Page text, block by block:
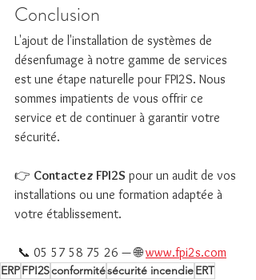
Conclusion
L'ajout de l'installation de systèmes de
désenfumage à notre gamme de services
est une étape naturelle pour FPI2S. Nous
sommes impatients de vous offrir ce
service et de continuer à garantir votre
sécurité.
👉 Contactez FPI2S pour un audit de vos
installations ou une formation adaptée à
votre établissement.
📞 05 57 58 75 26 — 🌐 www.fpi2s.com
ERPFPI2Sconformitésécurité incendieERT